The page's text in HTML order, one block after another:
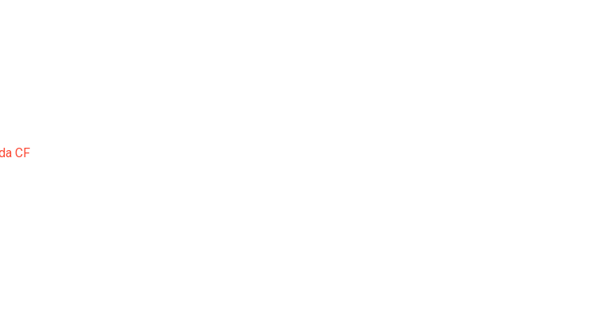
CF